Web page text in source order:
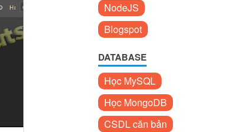
NodeJS
Blogspot
DATABASE
Học MySQL
Học MongoDB
CSDL căn bản